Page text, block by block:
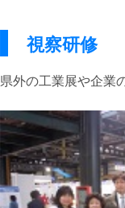
視察研修
県外の工業展や企業